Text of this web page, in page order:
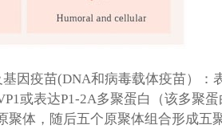
因疫苗(DNA和病毒载体疫苗）：
或表达P1-2A多聚蛋白（该多聚
体，随后五个原聚体组合形成五